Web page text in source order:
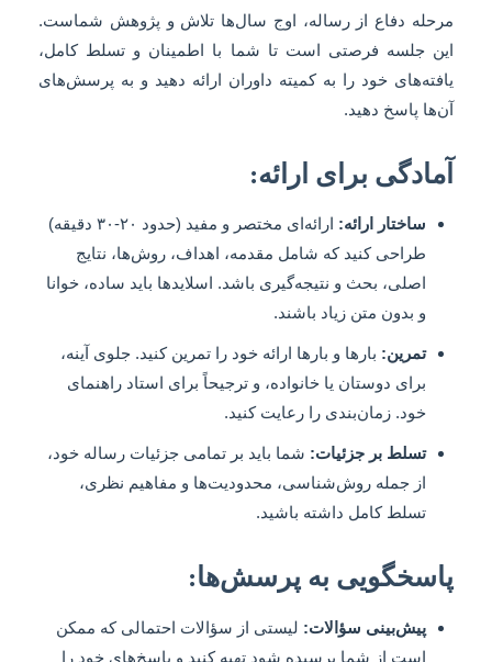
مرحله دفاع از رساله، اوج سال‌ها تلاش و پژوهش شماست.
این جلسه فرصتی است تا شما با اطمینان و تسلط کامل،
یافته‌های خود را به کمیته داوران ارائه دهید و به پرسش‌های
آن‌ها پاسخ دهید.
آمادگی برای ارائه:
ساختار ارائه:
ارائه‌ای مختصر و مفید (حدود ۲۰-۳۰ دقیقه)
طراحی کنید که شامل مقدمه، اهداف، روش‌ها، نتایج
اصلی، بحث و نتیجه‌گیری باشد. اسلایدها باید ساده، خوانا
و بدون متن زیاد باشند.
تمرین: بارها و بارها ارائه خود را تمرین کنید. جلوی آینه،
برای دوستان یا خانواده، و ترجیحاً برای استاد راهنمای
خود. زمان‌بندی را رعایت کنید.
تسلط بر جزئیات: شما باید بر تمامی جزئیات رساله خود،
از جمله روش‌شناسی، محدودیت‌ها و مفاهیم نظری،
تسلط کامل داشته باشید.
پاسخگویی به پرسش‌ها:
پیش‌بینی سؤالات: لیستی از سؤالات احتمالی که ممکن
است از شما پرسیده شود تهیه کنید و پاسخ‌های خود را